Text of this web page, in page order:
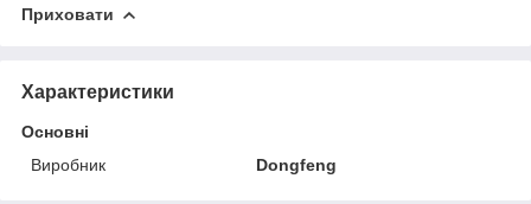
Приховати
Характеристики
Основні
Виробник
Dongfeng